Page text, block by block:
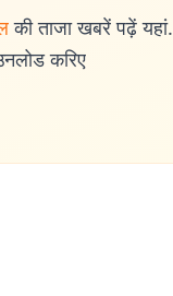
की ताजा खबरें पढ़ें यहां.
करिए